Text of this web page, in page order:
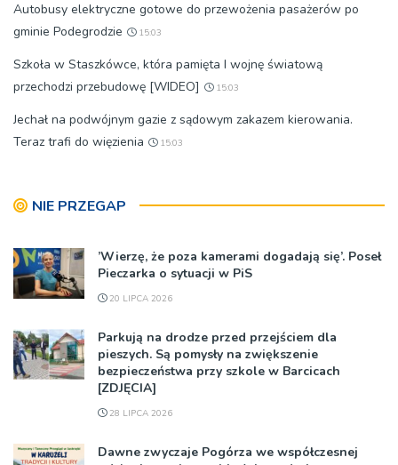
Autobusy elektryczne gotowe do przewożenia pasażerów po
gminie Podegrodzie
15:03
Szkoła w Staszkówce, która pamięta I wojnę światową
przechodzi przebudowę [WIDEO]
15:03
Jechał na podwójnym gazie z sądowym zakazem kierowania.
Teraz trafi do więzienia
15:03
NIE PRZEGAP
’Wierzę, że poza kamerami dogadają się’. Poseł
Pieczarka o sytuacji w PiS
20 LIPCA 2026
Parkują na drodze przed przejściem dla
pieszych. Są pomysły na zwiększenie
bezpieczeństwa przy szkole w Barcicach
[ZDJĘCIA]
28 LIPCA 2026
Dawne zwyczaje Pogórza we współczesnej